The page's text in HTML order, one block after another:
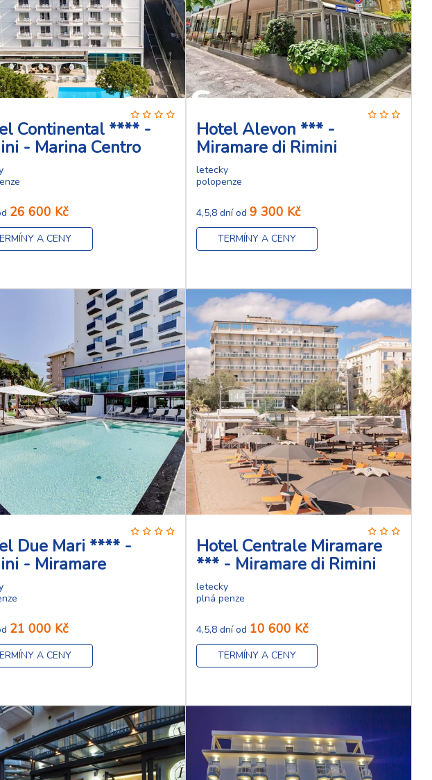
Continental **** -
- Marina Centro
26 600 Kč
A CENY
Hotel Alevon *** -
Miramare di Rimini
letecky
polopenze
4,5,8 dní od9 300 Kč
TERMÍNY A CENY
Due Mari **** -
- Miramare
21 000 Kč
A CENY
Hotel Centrale Miramare
*** - Miramare di Rimini
letecky
plná penze
4,5,8 dní od 10 600 Kč
TERMÍNY A CENY